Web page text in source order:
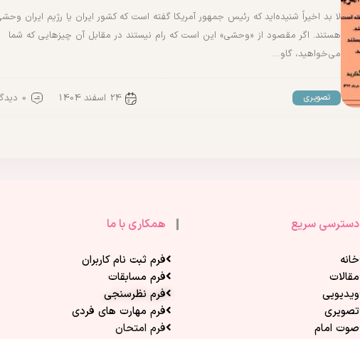
لا بد اخیراً شنیده‌اید که رئیس جمهور آمریکا گفته است که کشور ایران یا رژیم ایران
هستند. اگر مقصود از «وحشی» این است که رام نیستند در مقابل آن چیزهایی که شما
می‌خواهید، گاو…
تصویری 24 اسفند 1404 0 دیدگاه
دسترسی سریع
خانه
مقالات
ویدیویی
تصویری
صوت امام
همکاری با ما
فرم ثبت نام کاربران
فرم مسابقات
فرم نظرسنجی
فرم مهارت های فردی
فرم امتحان